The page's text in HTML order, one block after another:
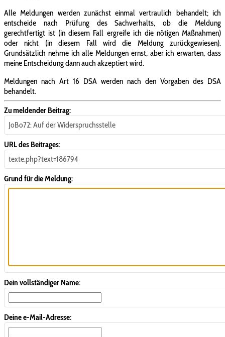
Alle Meldungen werden zunächst einmal vertraulich behandelt; ich
entscheide nach Prüfung des Sachverhalts, ob die Meldung
gerechtfertigt ist (in diesem Fall ergreife ich die nötigen Maßnahmen)
oder nicht (in diesem Fall wird die Meldung zurückgewiesen).
Grundsätzlich nehme ich alle Meldungen ernst, aber ich erwarten, dass
meine Entscheidung dann auch akzeptiert wird.
Meldungen nach Art 16 DSA werden nach den Vorgaben des DSA
behandelt.
Zu meldender Beitrag:
JoBo72: Auf der Widerspruchsstelle
URL des Beitrages:
texte.php?text=186794
Grund für die Meldung:
Dein vollständiger Name:
Deine e-Mail-Adresse: